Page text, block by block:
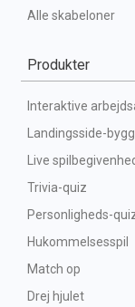
Alle skabeloner
Produkter
Interaktive
Landingsside-
Live
Trivia-quiz
Personligheds-
Hukommelsesspil
Match op
Drej hjulet